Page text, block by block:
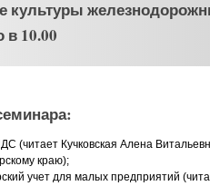
культуры
10.00
(читает Кучковская Алена
краю);
учет для малых предприятий